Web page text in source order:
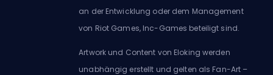
an der Entwicklung oder dem Management
von Riot Games, Inc-Games beteiligt sind.
Artwork und Content von Eloking werden
unabhängig erstellt und gelten als Fan-Art –